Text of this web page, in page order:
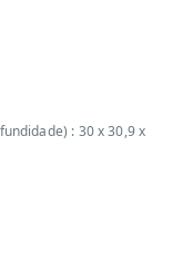
: 30 x 30,9 x